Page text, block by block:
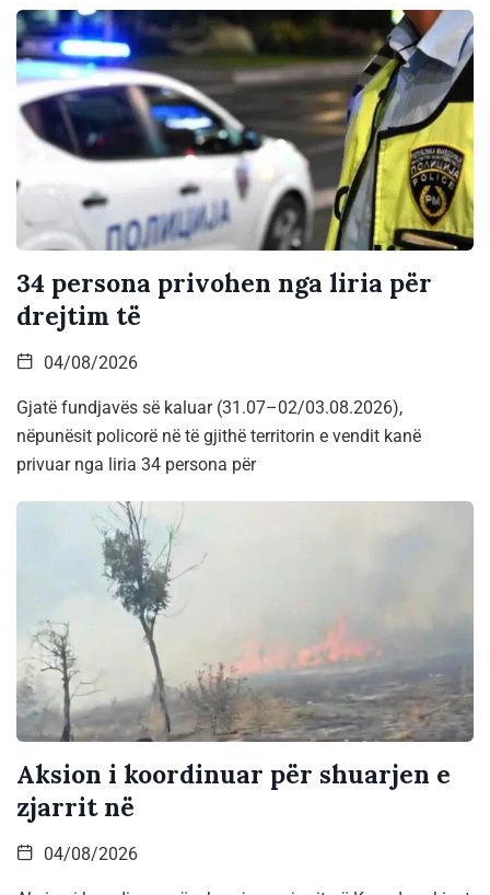
34 persona privohen nga liria për
drejtim të
04/08/2026
Gjatë fundjavës së kaluar (31.07–02/03.08.2026),
nëpunësit policorë në të gjithë territorin e vendit kanë
privuar nga liria 34 persona për
Aksion i koordinuar për shuarjen e
zjarrit në
04/08/2026